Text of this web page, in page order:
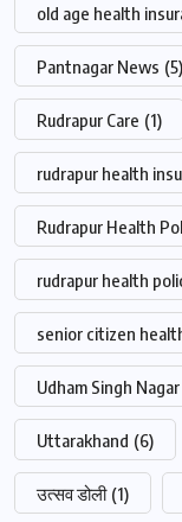
old age health
Pantnagar News (5)
Rudrapur Care (1)
rudrapur health
Rudrapur Health
rudrapur health
senior citizen
Udham Singh Nagar
Uttarakhand (6)
उत्सव डोली (1)